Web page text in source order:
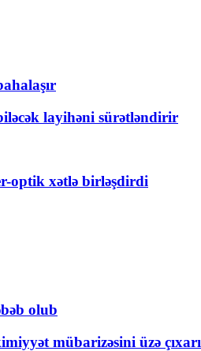
layihəni sürətləndirir
optik xətlə birləşdirdi
olub
mübarizəsini üzə